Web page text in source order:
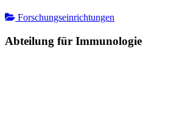
Forschungseinrichtungen
Abteilung für Immunologie